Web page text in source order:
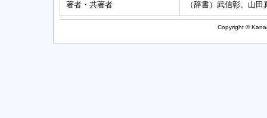
著者・共著者 （辞書）武信彰、山
Copyright ©